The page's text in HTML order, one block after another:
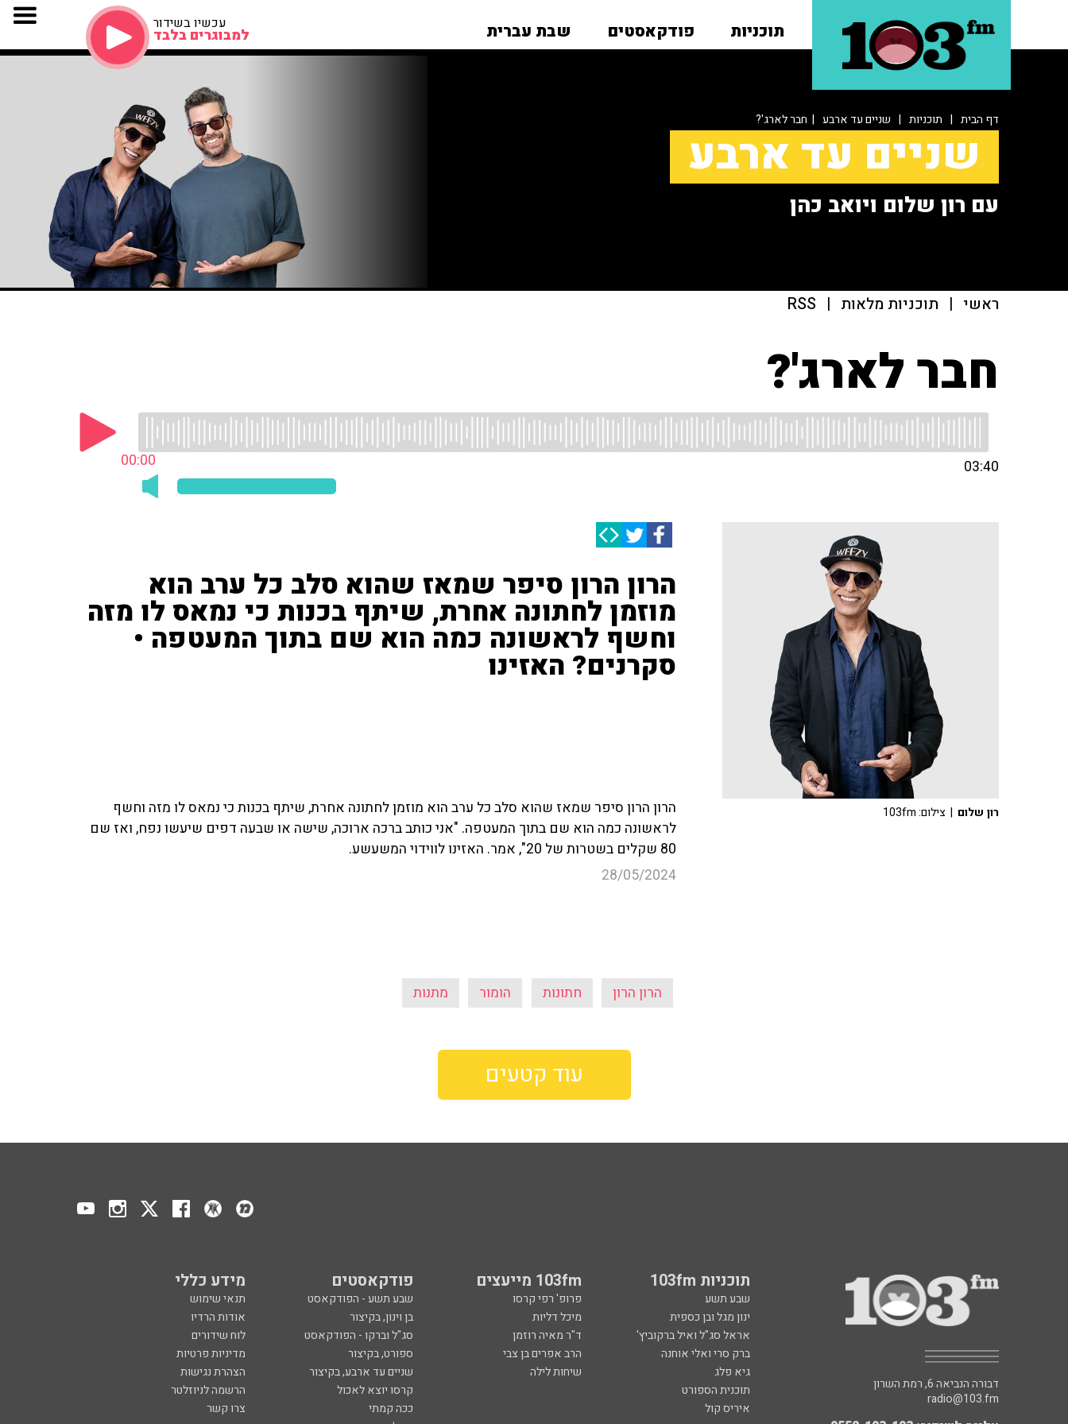
תוכניות פודקאסטים שבת עברית עכשיו בשידור
למבוגרים בלבד
דף הבית | תוכניות | שניים עד ארבע | חבר לארג'?
שניים עד ארבע
עם רון שלום ויואב כהן
ראשי | תוכניות מלאות |
RSS
חבר לארג'?
00:00 03:40
הרון הרון סיפר שמאז שהוא סלב כל ערב הוא
מוזמן לחתונה אחרת, שיתף בכנות כי נמאס לו מזה
וחשף לראשונה כמה הוא שם בתוך המעטפה •
סקרנים? האזינו
הרון הרון סיפר שמאז שהוא סלב כל ערב הוא מוזמן לחתונה אחרת, שיתף בכנות כי נמאס לו מזה וחשף
לראשונה כמה הוא שם בתוך המעטפה. "אני כותב ברכה ארוכה, שישה או שבעה דפים שיעשו נפח, ואז שם
80 שקלים בשטרות של 20", אמר. האזינו לווידוי המשעשע.
28/05/2024
הרון הרון חתונות הומור מתנות
רון שלום | צילום: 103fm
עוד קטעים
תוכניות 103fm 103fm מייעצים פודקאסטים מידע כללי
שבע תשע פרופ' רפי קרסו שבע תשע - הפודקאסט
תנאי שימוש
ינון מגל ובן כספית
מיכל דליות בן וינון, בקיצור
אודות הרדיו
אראל סג"ל ואיל ברקוביץ'
ד"ר מאיה רוזמן סג"ל וברקו - הפודקאסט
לוח שידורים
ברק סרי ואלי אוחנה
הרב אפרים בן צבי ספורט, בקיצור
מדיניות פרטיות
גיא פלג
שיחות לילה שניים עד ארבע, בקיצור
הצהרת נגישות
תוכנית הספורט
קרסו יוצא לאכול
הרשמה לניוזלטר
איריס קול
ככה קמתי
צרו קשר
דבורה הנביאה 6, רמת השרון
radio@103.fm